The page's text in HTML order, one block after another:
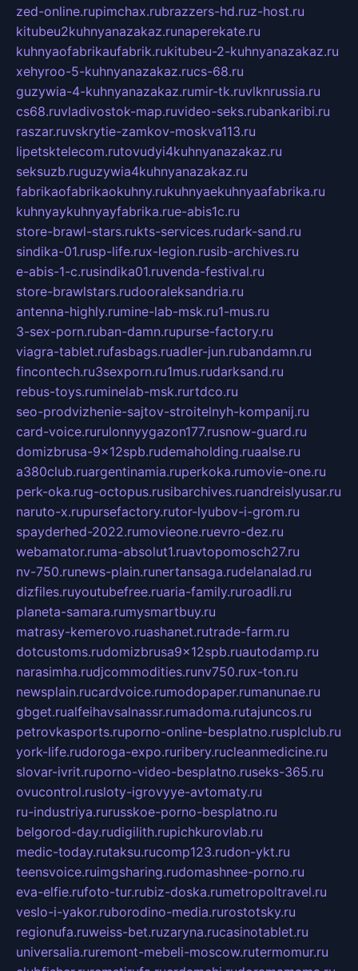
zed-online.rupimchax.rubrazzers-hd.ruz-host.ru
kitubeu2kuhnyanazakaz.runaperekate.ru
kuhnyaofabrikaufabrik.rukitubeu-2-kuhnyanazakaz.ru
xehyroo-5-kuhnyanazakaz.rucs-68.ru
guzywia-4-kuhnyanazakaz.rumir-tk.ruvlknrussia.ru
cs68.ruvladivostok-map.ruvideo-seks.rubankaribi.ru
raszar.ruvskrytie-zamkov-moskva113.ru
lipetsktelecom.rutovudyi4kuhnyanazakaz.ru
seksuzb.ruguzywia4kuhnyanazakaz.ru
fabrikaofabrikaokuhny.rukuhnyaekuhnyaafabrika.ru
kuhnyaykuhnyayfabrika.rue-abis1c.ru
store-brawl-stars.rukts-services.rudark-sand.ru
sindika-01.rusp-life.rux-legion.rusib-archives.ru
e-abis-1-c.rusindika01.ruvenda-festival.ru
store-brawlstars.rudooraleksandria.ru
antenna-highly.rumine-lab-msk.ru1-mus.ru
3-sex-porn.ruban-damn.rupurse-factory.ru
viagra-tablet.rufasbags.ruadler-jun.rubandamn.ru
fincontech.ru3sexporn.ru1mus.rudarksand.ru
rebus-toys.ruminelab-msk.rurtdco.ru
seo-prodvizhenie-sajtov-stroitelnyh-kompanij.ru
card-voice.rurulonnyygazon177.rusnow-guard.ru
domizbrusa-9x12spb.rudemaholding.ruaalse.ru
a380club.ruargentinamia.ruperkoka.rumovie-one.ru
perk-oka.rug-octopus.rusibarchives.ruandreislyusar.ru
naruto-x.rupursefactory.rutor-lyubov-i-grom.ru
spayderhed-2022.rumovieone.ruevro-dez.ru
webamator.ruma-absolut1.ruavtopomosch27.ru
nv-750.runews-plain.runertansaga.rudelanalad.ru
dizfiles.ruyoutubefree.ruaria-family.ruroadli.ru
planeta-samara.rumysmartbuy.ru
matrasy-kemerovo.ruashanet.rutrade-farm.ru
dotcustoms.rudomizbrusa9x12spb.ruautodamp.ru
narasimha.rudjcommodities.runv750.rux-ton.ru
newsplain.rucardvoice.rumodopaper.rumanunae.ru
gbget.rualfeihavsalnassr.rumadoma.rutajuncos.ru
petrovkasports.ruporno-online-besplatno.rusplclub.ru
york-life.rudoroga-expo.ruribery.rucleanmedicine.ru
slovar-ivrit.ruporno-video-besplatno.ruseks-365.ru
ovucontrol.rusloty-igrovyye-avtomaty.ru
ru-industriya.rurusskoe-porno-besplatno.ru
belgorod-day.rudigilith.rupichkurovlab.ru
medic-today.rutaksu.rucomp123.rudon-ykt.ru
teensvoice.ruimgsharing.rudomashnee-porno.ru
eva-elfie.rufoto-tur.rubiz-doska.rumetropoltravel.ru
veslo-i-yakor.ruborodino-media.rurostotsky.ru
regionufa.ruweiss-bet.ruzaryna.rucasinotablet.ru
universalia.ruremont-mebeli-moscow.rutermomur.ru